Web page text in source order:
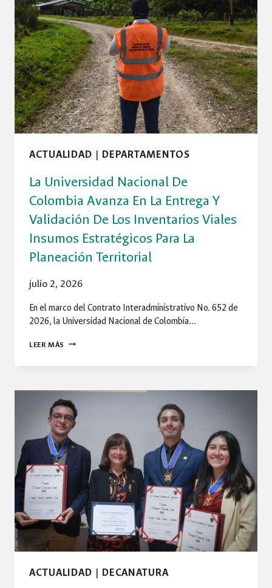
DEL
BARRIO
POLICARPA
DE
CARTAGENA
EL
ECOKIOSCO:
INICIATIVA
DE
INNOVACIÓN
ACTUALIDAD | DEPARTAMENTOS
La Universidad Nacional De
Colombia Avanza En La Entrega Y
Validación De Los Inventarios Viales
Insumos Estratégicos Para La
Planeación Territorial
julio 2, 2026
En el marco del Contrato Interadministrativo No. 652 de
2026, la Universidad Nacional de Colombia…
LEER MÁS LA
COLOMBIA
AVANZA
EN
LA
ENTREGA
Y
VALIDACIÓN
DE
LOS
INVENTARIOS
VIALES
INSUMOS
PARA
ACTUALIDAD | DECANATURA